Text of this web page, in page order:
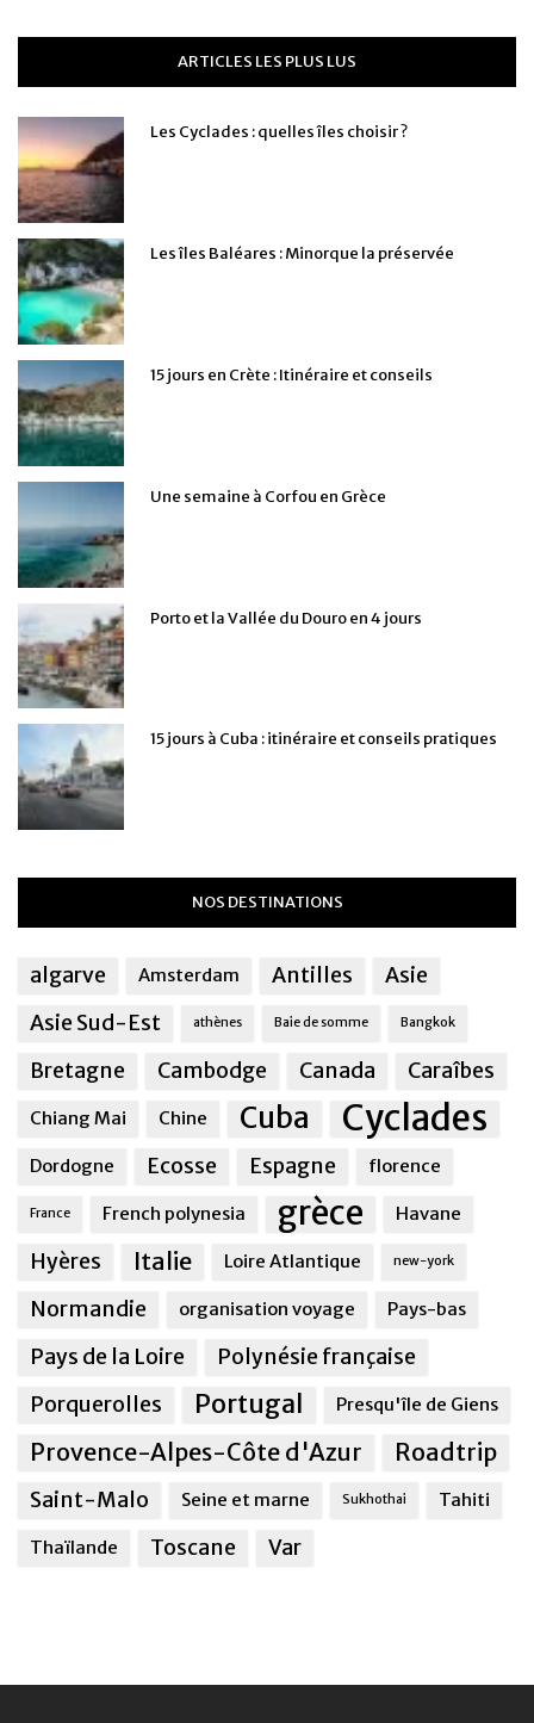
ARTICLES LES PLUS LUS
Les Cyclades : quelles îles choisir ?
Les îles Baléares : Minorque la préservée
15 jours en Crète : Itinéraire et conseils
Une semaine à Corfou en Grèce
Porto et la Vallée du Douro en 4 jours
15 jours à Cuba : itinéraire et conseils pratiques
NOS DESTINATIONS
algarve Amsterdam Antilles
Asie
Asie Sud-Est
athènes Baie de somme Bangkok
Bretagne Cambodge Canada Caraîbes
Chiang Mai Chine Cuba Cyclades
Dordogne Ecosse Espagne florence
France French polynesia grèce Havane
Hyères Italie Loire Atlantique new-york
Normandie organisation voyage Pays-bas
Pays de la Loire
Polynésie française
Porquerolles
Portugal Presqu'île de Giens
Provence-Alpes-Côte d'Azur Roadtrip
Saint-Malo Seine et marne Sukhothai Tahiti
Thaïlande Toscane Var